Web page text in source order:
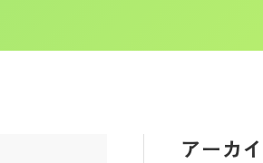
アーカ